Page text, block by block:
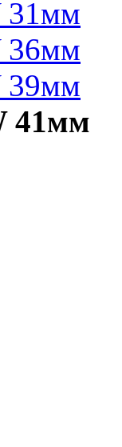
31мм
36мм
39мм
41мм